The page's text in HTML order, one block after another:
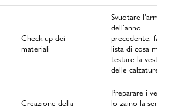
Check-up dei
materiali
Svuotare
dell'anno
precedente, fare
lista di cosa
testare la
delle calzature.
Creazione della
Preparare i
lo zaino la sera